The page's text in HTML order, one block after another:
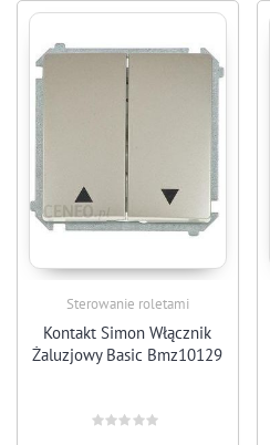
Sterowanie roletami
Kontakt Simon Włącznik
Żaluzjowy Basic Bmz10129